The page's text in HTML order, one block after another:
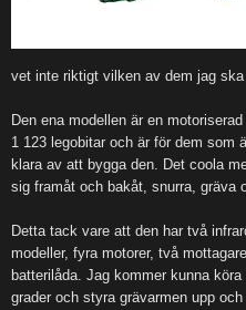
vet inte riktigt vilken av dem jag
Den ena modellen är en
1 123 legobitar och är för dem som
klara av att bygga den. Det coola
sig framåt och bakåt, snurra, gräva
Detta tack vare att den har två
modeller, fyra motorer, två
batterilåda. Jag kommer kunna
grader och styra grävarmen upp